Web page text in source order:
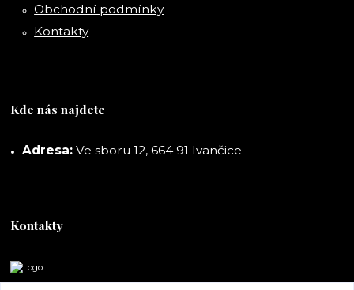
Obchodní podmínky
Kontakty
Kde nás najdete
Adresa: Ve sboru 12, 664 91 Ivančice
Kontakty